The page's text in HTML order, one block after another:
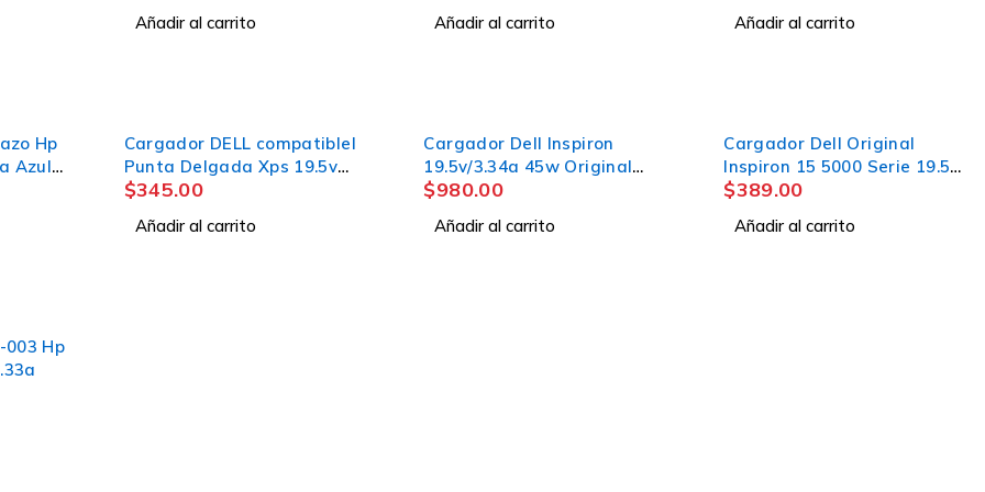
Añadir al carrito Añadir al carrito Añadir al carrito
Hp
Azul
Cargador DELL compatiblel
Punta Delgada Xps 19.5v
2.31a 15 5558
$345.00
Añadir al carrito
Cargador Dell Inspiron
19.5v/3.34a 45w Original
(4.5x3.0
$980.00
Añadir al carrito
Cargador Dell Original
Inspiron 15 5000 Serie 19.5v
3.34a
$389.00
Añadir al carrito
003 Hp